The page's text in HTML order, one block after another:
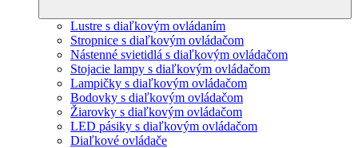
Lustre s diaľkovým ovládaním
Stropnice s diaľkovým ovládačom
Nástenné svietidlá s diaľkovým ovládačom
Stojacie lampy s diaľkovým ovládačom
Lampičky s diaľkovým ovládačom
Bodovky s diaľkovým ovládačom
Žiarovky s diaľkovým ovládačom
LED pásiky s diaľkovým ovládačom
Diaľkové ovládače